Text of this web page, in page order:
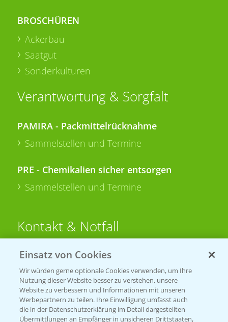
BROSCHÜREN
Ackerbau
Saatgut
Sonderkulturen
Verantwortung & Sorgfalt
PAMIRA - Packmittelrücknahme
Sammelstellen und Termine
PRE - Chemikalien sicher entsorgen
Sammelstellen und Termine
Kontakt & Notfall
Beratung auf WhatsApp
T.+49 (0)174 346 564 1
KONTAKT
Einsatz von Cookies
Wir würden gerne optionale Cookies verwenden, um Ihre
Nutzung dieser Website besser zu verstehen, unsere
Website zu verbessern und Informationen mit unseren
Werbepartnern zu teilen. Ihre Einwilligung umfasst auch
die in der Datenschutzerklärung im Detail dargestellten
Übermittlungen an Empfänger in unsicheren Drittstaaten,